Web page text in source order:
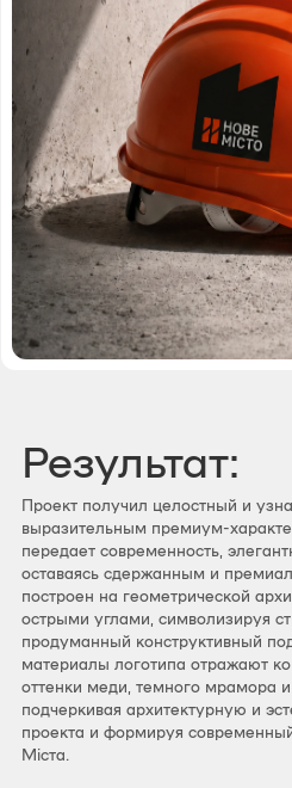
Результат:
Проект получил целостный и
выразительным премиум-
передает современность,
оставаясь сдержанным и
построен на геометрической
острыми углами, символизируя
продуманный конструктивный
материалы логотипа отражают
оттенки меди, темного мрамора и
подчеркивая архитектурную и
проекта и формируя
Міста.